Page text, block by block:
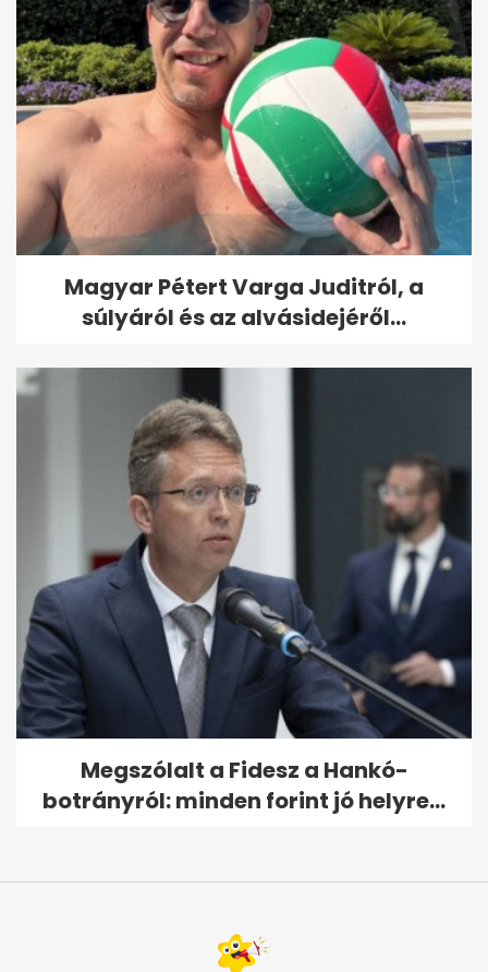
Magyar Pétert Varga Juditról, a
súlyáról és az alvásidejéről...
Megszólalt a Fidesz a Hankó-
botrányról: minden forint jó helyre...